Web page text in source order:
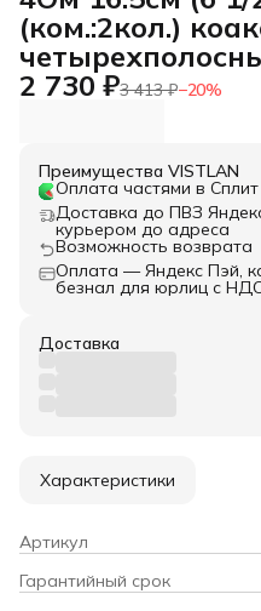
(ком.:2кол.)
2 730 ₽3 413 ₽−20%
Преимущества VISTLAN
Оплата частями в Сплит
Доставка до ПВЗ
курьером до адреса
Возможность возврата
Оплата — Яндекс Пэй,
безнал для юрлиц с
Доставка
Характеристики
Артикул
Гарантийный срок